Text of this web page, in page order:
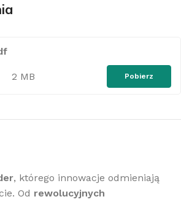
2 MB Pobierz
, którego innowacje odmieniają
Od rewolucyjnych